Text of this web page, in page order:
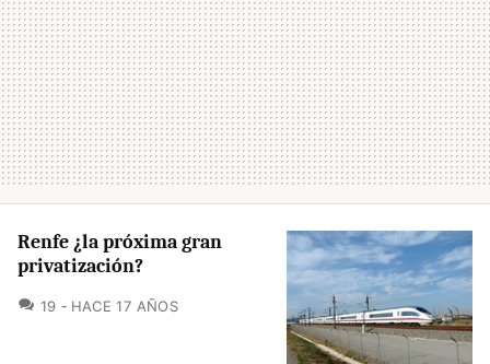
Renfe ¿la próxima gran
privatización?
19 COMENTARIOS
HACE 17 AÑOS